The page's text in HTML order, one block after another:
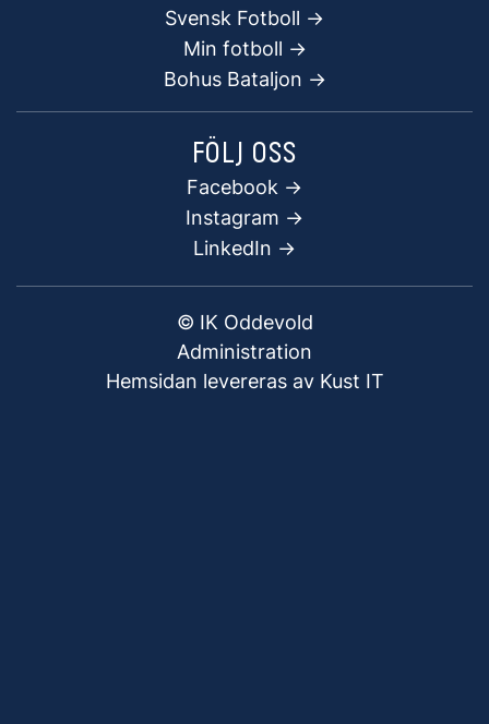
Svensk Fotboll ->
Min fotboll ->
Bohus Bataljon ->
FÖLJ OSS
Facebook ->
Instagram ->
LinkedIn ->
© IK Oddevold
Administration
Hemsidan levereras av Kust IT